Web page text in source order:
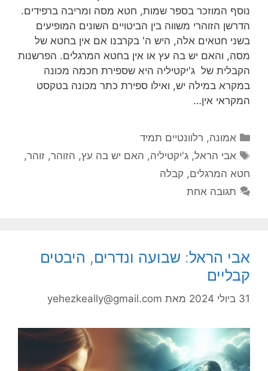
נוסף המוזכר בספר שמות, חטא מסה ומריבה ברפידים.
הדרשן הזוהרי משווה בין הביטויים השונים המופיעים
בשני חטאים אלה, היש ה' בקרבנו אם אין בחטא של
מסה, והאם יש בה עץ או אין בחטא המרגלים. הפרשנות
הקבלית של ג'יקטיליה היא שספירת חכמה מכונה
במקרא במילה יש, ואילו ספירת כתר מכונה בטקסט
המקראי אין…
קטגוריות
אמונה, רלוונטיים תמיד
תגיות
אבי הראל,ג'יקטיליה, האם יש בה עץ, הזוהר,זוהר,
חטא המרגלים, קבלה
תגובה אחת
אבי הראל: שבועה ונדרים, היבטים
קבליים
31 ביולי 2024 מאת yehezkeally@gmail.com